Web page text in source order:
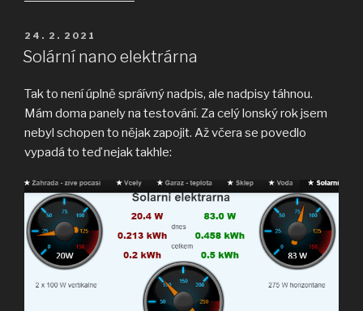
A4
250
korun?“
PUBLIKOVÁNO
24. 2. 2021
Solární nano elektrárna
Tak to není úplně spráívný nadpis, ale nadpisy táhnou.
Mám doma panely na testování. Za celý lonský rok jsem
nebyl schopen to nějak zapojit. Až včera se povedlo
vypadá to teď nejak takhle: